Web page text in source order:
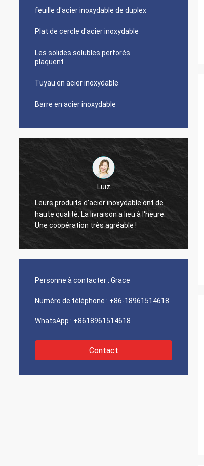
feuille d'acier inoxydable de duplex
Plat de cercle d'acier inoxydable
Les solides solubles perforés
plaquent
Tuyau en acier inoxydable
Barre en acier inoxydable
Paul
Votre qualité de société est vraiment
bonne, jusqu'maintenant à moi ont
rencontré zéro taux défectueux. Si tout
va bien vous garderez cette bonne
condition ! Merci.
Personne à contacter : Grace
Numéro de téléphone : +86-18961514618
WhatsApp : +8618961514618
Contact